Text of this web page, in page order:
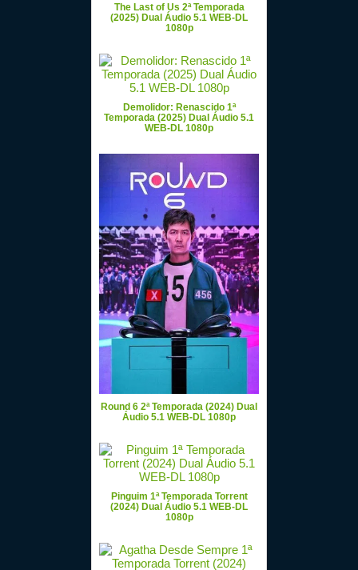
The Last of Us 2ª Temporada
(2025) Dual Áudio 5.1 WEB-DL
1080p
Demolidor: Renascido 1ª
Temporada (2025) Dual Áudio 5.1
WEB-DL 1080p
Round 6 2ª Temporada (2024) Dual
Áudio 5.1 WEB-DL 1080p
Pinguim 1ª Temporada Torrent
(2024) Dual Áudio 5.1 WEB-DL
1080p